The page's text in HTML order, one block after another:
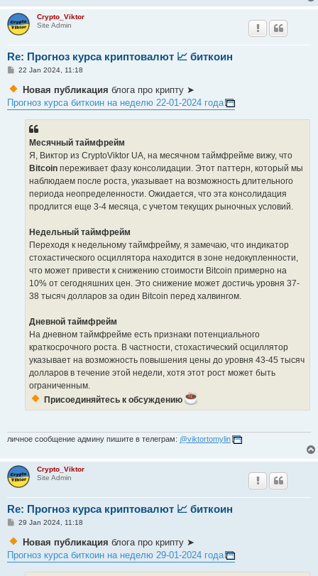
Crypto_Viktor
Site Admin
Re: Прогноз курса криптовалют 📈 биткоин
P
s
22 Jan 2024, 11:18
Новая публикация блога про крипту ➤
Прогноз курса биткоин на неделю 22-01-2024 года
Месячный таймфрейм
Я, Виктор из CryptoViktor UA, на месячном таймфрейме вижу, что
Bitcoin переживает фазу консолидации. Этот паттерн, который мы
наблюдаем после роста, указывает на возможность длительного
периода неопределенности. Ожидается, что эта консолидация
продлится еще 3-4 месяца, с учетом текущих рыночных условий.
Недельный таймфрейм
Переходя к недельному таймфрейму, я замечаю, что индикатор
стохастического осциллятора находится в зоне недокупленности,
что может привести к снижению стоимости Bitcoin примерно на
10% от сегодняшних цен. Это снижение может достичь уровня 37-
38 тысяч долларов за один Bitcoin перед халвингом.
Дневной таймфрейм
На дневном таймфрейме есть признаки потенциального
краткосрочного роста. В частности, стохастический осциллятор
указывает на возможность повышения цены до уровня 43-45 тысяч
долларов в течение этой недели, хотя этот рост может быть
ограниченным.
Присоединяйтесь к обсуждению
личное сообщение админу пишите в телеграм: @viktortomylin
Crypto_Viktor
Site Admin
Re: Прогноз курса криптовалют 📈 биткоин
P
s
29 Jan 2024, 11:18
Новая публикация блога про крипту ➤
Прогноз курса биткоин на неделю 29-01-2024 года